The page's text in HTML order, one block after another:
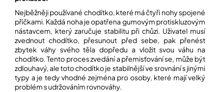
REPASOVANÉ
POMŮCKY
Přihlášení
Nejběžněji používané chodítko, které má čtyři nohy spojené
příčkami. Každá noha je opatřena gumovým protiskluzovým
nástavcem, který zaručuje stabilitu při chůzi. Uživatel musí
zvednout chodítko, přesunout před sebe, pak přenést
zbytek váhy svého těla dopředu a vložit svou váhu na
chodítko. Tento proces zvedání a přemisťování se, může být
zdlouhavý, ale toto chodítko je stabilnější ve srovnání s jinými
typy a je tedy vhodné zejména pro osoby, které mají velký
problém s udržováním rovnováhy.
m
e